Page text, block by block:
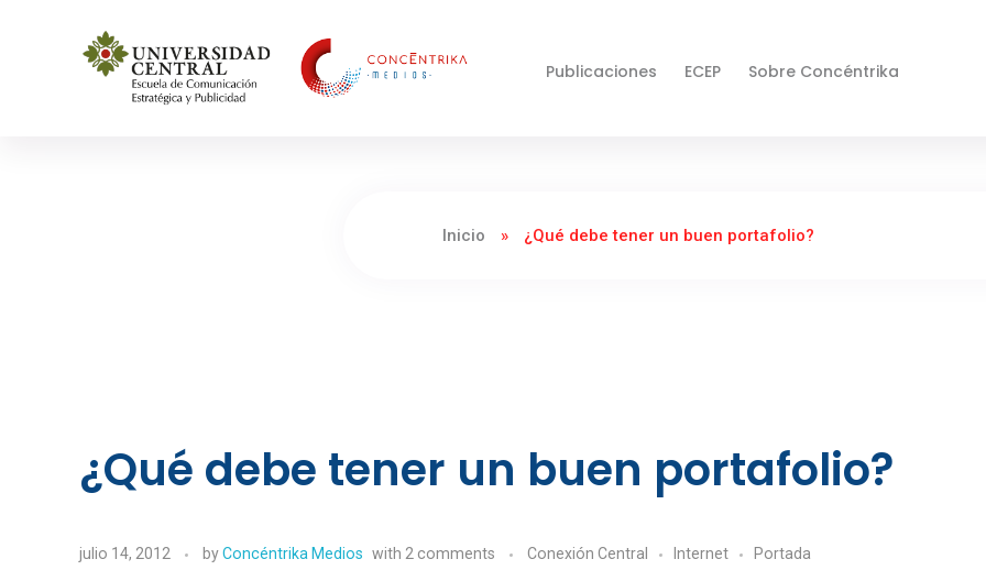
Publicaciones ECEP Sobre Concéntrika
Inicio » ¿Qué debe tener un buen portafolio?
¿Qué debe tener un buen portafolio?
julio 14, 2012 byConcéntrika Medios with 2 comments Conexión Central Internet Portada